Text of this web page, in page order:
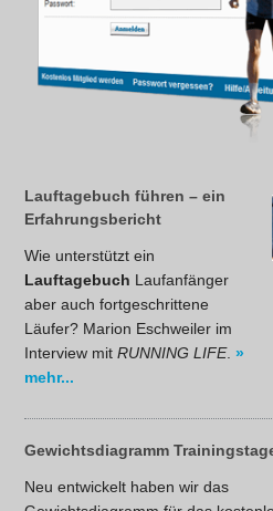
Lauftagebuch führen – ein
Erfahrungsbericht
Wie unterstützt ein
Lauftagebuch Laufanfänger
aber auch fortgeschrittene
Läufer? Marion Eschweiler im
Interview mit RUNNING LIFE. »
mehr...
Gewichtsdiagramm
Neu entwickelt haben wir das